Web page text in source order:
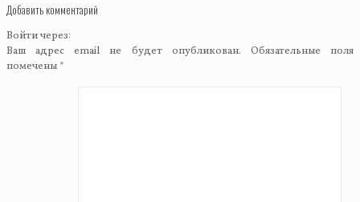
Добавить комментарий
Войти через:
Ваш адрес email не будет опубликован. Обязательные поля
помечены *